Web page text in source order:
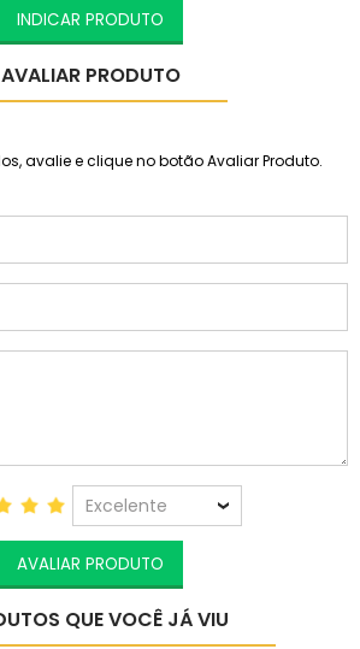
INDICAR PRODUTO
AVALIAR PRODUTO
avalie e clique no botão Avaliar Produto.
Excelente
AVALIAR PRODUTO
QUE VOCÊ JÁ VIU